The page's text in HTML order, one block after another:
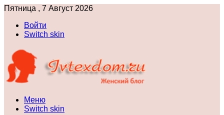
Пятница , 7 Август 2026
Войти
Switch skin
Меню
Switch skin